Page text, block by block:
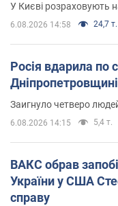
У Києві розраховують
6.08.2026 14:58 24,7 т.
Росія вдарила по
Заигнуло четверо
6.08.2026 14:15 5,4 т.
ВАКС обрав запобіжний захід експосолці
України у США Стефанішиній: що відомо про
справу